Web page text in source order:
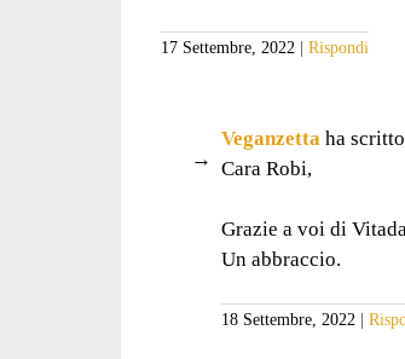
17 Settembre, 2022 Rispondi
Veganzetta ha
Cara Robi,
Grazie a voi di
Un abbraccio.
18 Settembre, 2022